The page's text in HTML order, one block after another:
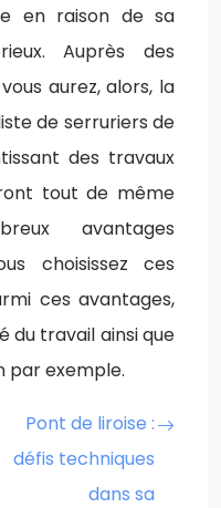
en raison de sa
Auprès des
aurez, alors, la
de serruriers de
des travaux
tout de même
avantages
choisissez ces
ces avantages,
du travail ainsi que
par exemple.
Pont de liroise :
défis techniques
dans sa